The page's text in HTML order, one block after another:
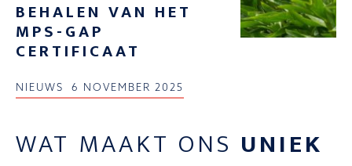
BEHALEN VAN HET
MPS-GAP
CERTIFICAAT
NIEUWS 6 NOVEMBER 2025
WAT MAAKT ONS UNIEK